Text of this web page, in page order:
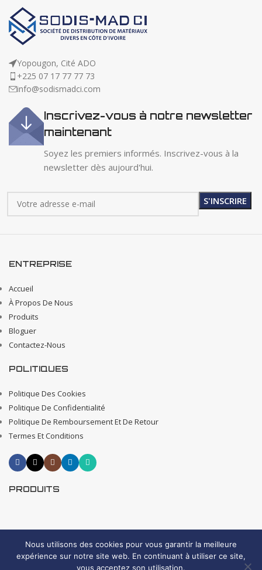
Yopougon, Cité ADO
+225 07 17 77 77 73
info@sodismadci.com
Inscrivez-vous à notre newsletter
maintenant
Soyez les premiers informés. Inscrivez-vous à la
newsletter dès aujourd'hui.
ENTREPRISE
Accueil
À Propos De Nous
Produits
Bloguer
Contactez-Nous
POLITIQUES
Politique Des Cookies
Politique De Confidentialité
Politique De Remboursement Et De Retour
Termes Et Conditions
PRODUITS
Creative 4 All s.a.r.l. Internet Business Solutions
Nous utilisons des cookies pour vous garantir la meilleure
expérience sur notre site web. En continuant à utiliser ce site,
vous acceptez son utilisation.